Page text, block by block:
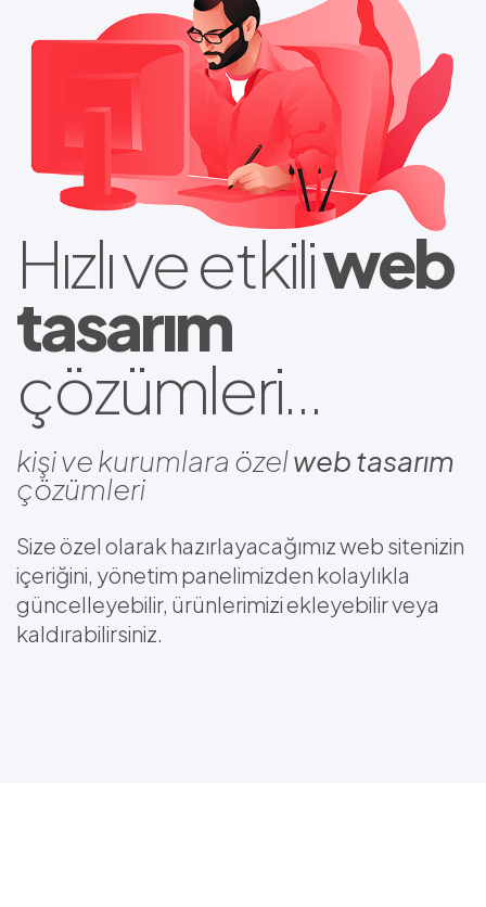
Hızlı ve etkiliweb
tasarım
çözümleri...
kişi ve kurumlara özelweb tasarım
çözümleri
Size özel olarak hazırlayacağımız web sitenizin
içeriğini, yönetim panelimizden kolaylıkla
güncelleyebilir, ürünlerimizi ekleyebilir veya
kaldırabilirsiniz.